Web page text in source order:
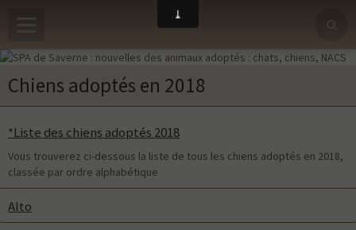
Chiens adoptés en 2018
*Liste des chiens adoptés 2018
Vous trouverez ci-dessous la liste de tous les chiens adoptés en 2018,
classée par ordre alphabétique
Alto